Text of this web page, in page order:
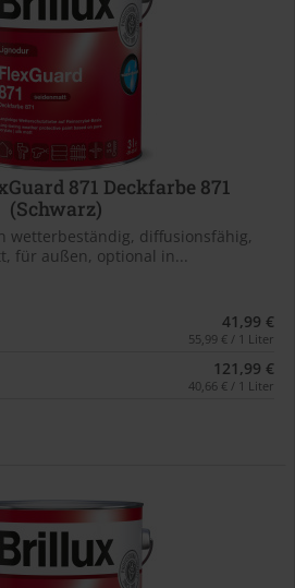
871 Deckfarbe 871
(Schwarz)
wetterbeständig, diffusionsfähig,
für außen, optional in...
41,99 €
55,99 € / 1 Liter
121,99 €
40,66 € / 1 Liter